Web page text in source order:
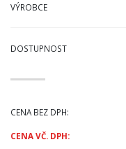
VÝROBCE
DOSTUPNOST
CENA BEZ DPH:
CENA VČ. DPH: